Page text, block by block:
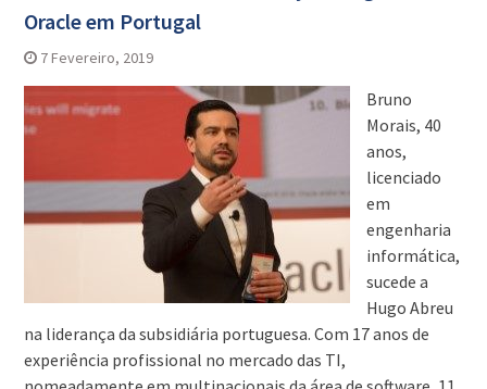
Oracle em Portugal
7 Fevereiro, 2019
Bruno
Morais, 40
anos,
licenciado
em
engenharia
informática,
sucede a
Hugo Abreu
na liderança da subsidiária portuguesa. Com 17 anos de
experiência profissional no mercado das TI,